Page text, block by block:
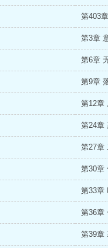
第403
第3章
第6章
第9章
第12章
第24章
第27章
第30章
第33章
第36章
第39章